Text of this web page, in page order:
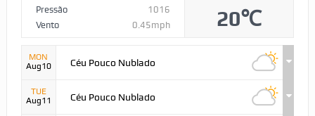
Pressão
1016
Vento
0.45mph 20℃
MON
Aug10
Céu Pouco Nublado
TUE
Aug11
Céu Pouco Nublado